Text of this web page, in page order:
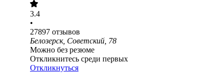
3.4
•
27897 отзывов
Белозерск, Советский, 78
Можно без резюме
Откликнитесь среди первых
Откликнуться